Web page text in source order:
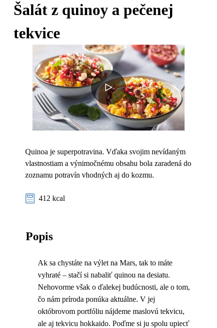
Šalát z quinoy a pečenej
tekvice
Quinoa je superpotravina. Vďaka svojim nevídaným
vlastnostiam a výnimočnému obsahu bola zaradená do
zoznamu potravín vhodných aj do kozmu.
412 kcal
Popis
Ak sa chystáte na výlet na Mars, tak to máte
vyhraté – stačí si nabaliť quinou na desiatu.
Nehovorme však o ďalekej budúcnosti, ale o tom,
čo nám príroda ponúka aktuálne. V jej
októbrovom portfóliu nájdeme maslovú tekvicu,
ale aj tekvicu hokkaido. Poďme si ju spolu upiecť